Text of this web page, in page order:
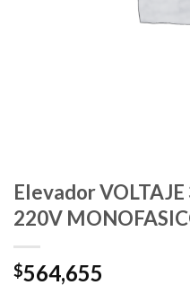
Elevador
220V
$564,655